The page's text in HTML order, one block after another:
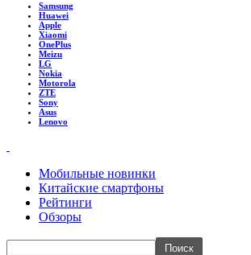
Samsung
Huawei
Apple
Xiaomi
OnePlus
Meizu
LG
Nokia
Motorola
ZTE
Sony
Asus
Lenovo
Мобильные новинки
Китайские смартфоны
Рейтинги
Обзоры